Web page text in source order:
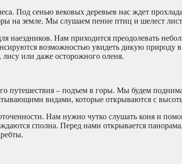
Под сенью вековых деревьев нас ждет
на земле. Мы слушаем пение птиц и шелест
наездников. Нам приходится преодолевать
возможностью увидеть дикую природу
лису или даже осторожного оленя.
путешествия – подъем в горы. Мы будем
видами, которые открываются с
Нам нужно чутко слушать коня и
сполна. Перед нами открывается